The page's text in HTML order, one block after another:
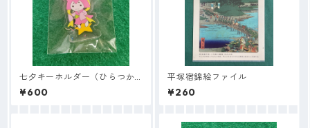
七夕キーホルダー（ひらつか
ナナ姫）
¥600
平塚宿錦絵ファイル
¥260